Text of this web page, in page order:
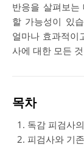
반응을 살펴보
할 가능성이 있
얼마나 효과적이
사에 대한 모든
목차
독감 피검사
피검사와 기